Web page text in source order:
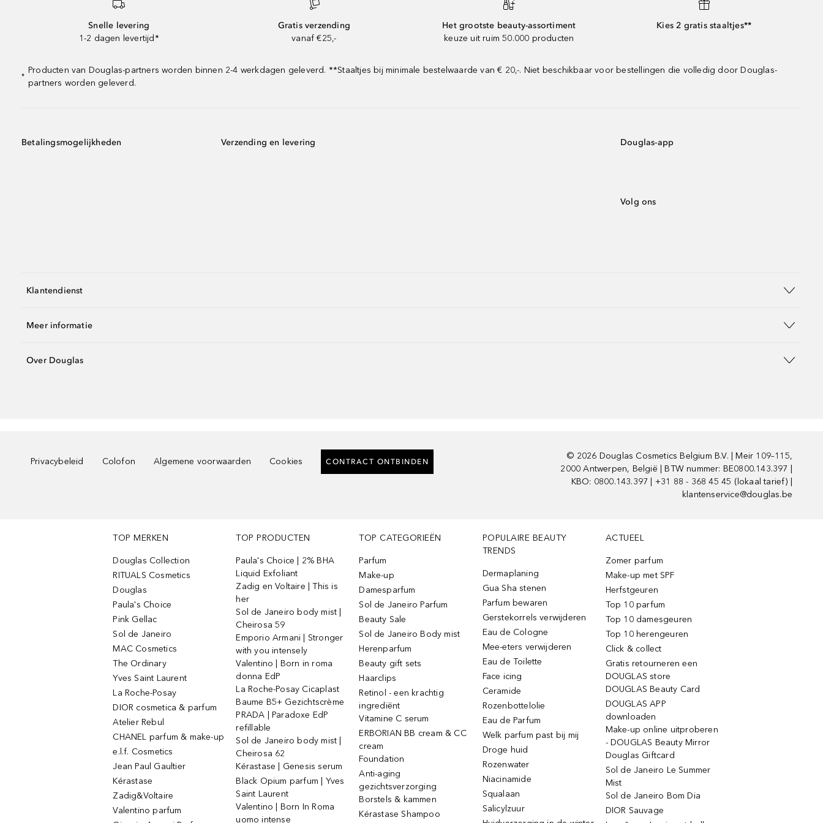
Snelle levering
1-2 dagen levertijd*
Gratis verzending
vanaf €25,-
Het grootste beauty-assortiment
keuze uit ruim 50.000 producten
Kies 2 gratis staaltjes**
*
Producten van Douglas-partners worden binnen 2-4 werkdagen geleverd. **Staaltjes bij minimale bestelwaarde van € 20,-. Niet beschikbaar voor bestellingen die volledig door Douglas-
partners worden geleverd.
Betalingsmogelijkheden Verzending en levering Douglas-app
Volg ons
Klantendienst
Meer informatie
Over Douglas
Privacybeleid Colofon Algemene voorwaarden Cookies CONTRACT ONTBINDEN
© 2026 Douglas Cosmetics Belgium B.V. | Meir 109–115,
2000 Antwerpen, België | BTW nummer: BE0800.143.397 |
KBO: 0800.143.397 | +31 88 - 368 45 45 (lokaal tarief) |
klantenservice@douglas.be
TOP MERKEN
Douglas Collection
RITUALS Cosmetics
Douglas
Paula's Choice
Pink Gellac
Sol de Janeiro
MAC Cosmetics
The Ordinary
Yves Saint Laurent
La Roche-Posay
DIOR cosmetica & parfum
Atelier Rebul
CHANEL parfum & make-up
e.l.f. Cosmetics
Jean Paul Gaultier
Kérastase
Zadig&Voltaire
Valentino parfum
TOP PRODUCTEN
Paula's Choice | 2% BHA
Liquid Exfoliant
Zadig en Voltaire | This is
her
Sol de Janeiro body mist |
Cheirosa 59
Emporio Armani | Stronger
with you intensely
Valentino | Born in roma
donna EdP
La Roche-Posay Cicaplast
Baume B5+ Gezichtscrème
PRADA | Paradoxe EdP
refillable
Sol de Janeiro body mist |
Cheirosa 62
Kérastase | Genesis serum
Black Opium parfum | Yves
Saint Laurent
Valentino | Born In Roma
uomo intense
TOP CATEGORIEËN
Parfum
Make-up
Damesparfum
Sol de Janeiro Parfum
Beauty Sale
Sol de Janeiro Body mist
Herenparfum
Beauty gift sets
Haarclips
Retinol - een krachtig
ingrediënt
Vitamine C serum
ERBORIAN BB cream & CC
cream
Foundation
Anti-aging
gezichtsverzorging
Borstels & kammen
Kérastase Shampoo
POPULAIRE BEAUTY
TRENDS
Dermaplaning
Gua Sha stenen
Parfum bewaren
Gerstekorrels verwijderen
Eau de Cologne
Mee-eters verwijderen
Eau de Toilette
Face icing
Ceramide
Rozenbottelolie
Eau de Parfum
Welk parfum past bij mij
Droge huid
Rozenwater
Niacinamide
Squalaan
Salicylzuur
ACTUEEL
Zomer parfum
Make-up met SPF
Herfstgeuren
Top 10 parfum
Top 10 damesgeuren
Top 10 herengeuren
Click & collect
Gratis retourneren een
DOUGLAS store
DOUGLAS Beauty Card
DOUGLAS APP
downloaden
Make-up online uitproberen
- DOUGLAS Beauty Mirror
Douglas Giftcard
Sol de Janeiro Le Summer
Mist
Sol de Janeiro Bom Dia
DIOR Sauvage